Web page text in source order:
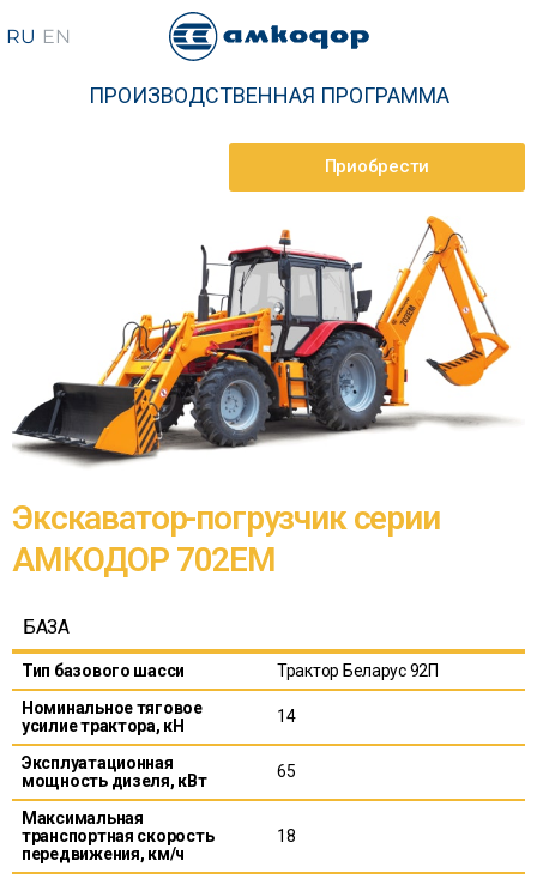
ПРОИЗВОДСТВЕННАЯ ПРОГРАММА
Приобрести
Экскаватор-погрузчик серии
АМКОДОР 702ЕМ
БАЗА
Тип базового шасси
Трактор Беларус 92П
Номинальное тяговое
усилие трактора, кН
14
Эксплуатационная
мощность дизеля, кВт
65
Максимальная
транспортная скорость
передвижения, км/ч
18